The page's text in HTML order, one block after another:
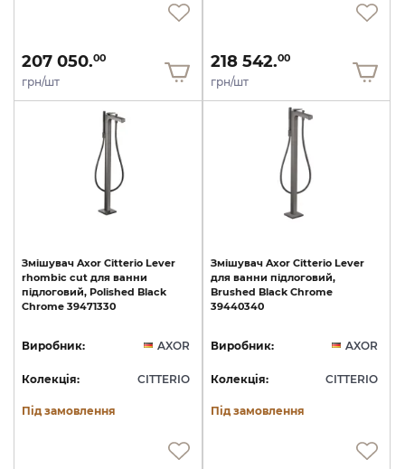
207 050.00
грн/шт
218 542.00
грн/шт
Змішувач Axor Citterio Lever
rhombic cut для ванни
підлоговий, Polished Black
Chrome 39471330
Виробник: AXOR
Колекція: CITTERIO
Під замовлення
Змішувач Axor Citterio Lever
для ванни підлоговий,
Brushed Black Chrome
39440340
Виробник: AXOR
Колекція: CITTERIO
Під замовлення